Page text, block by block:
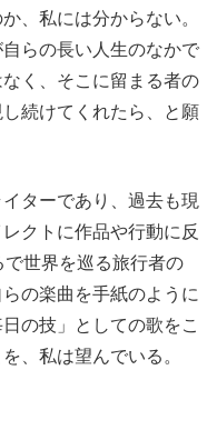
、私には分からない。
らの長い人生のなかで
く、そこに留まる者の
続けてくれたら、と願
ターであり、過去も現
クトに作品や行動に反
世界を巡る旅行者の
の楽曲を手紙のように
の技」としての歌をこ
、私は望んでいる。